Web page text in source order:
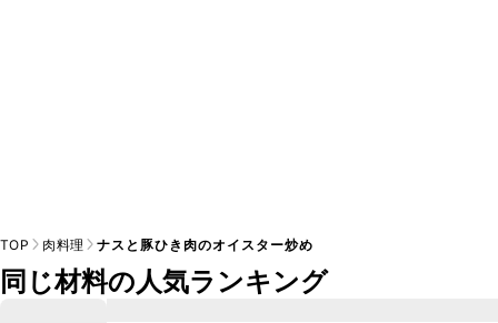
TOP 肉料理 ナスと豚ひき肉のオイスター炒め
同じ材料の人気ランキング